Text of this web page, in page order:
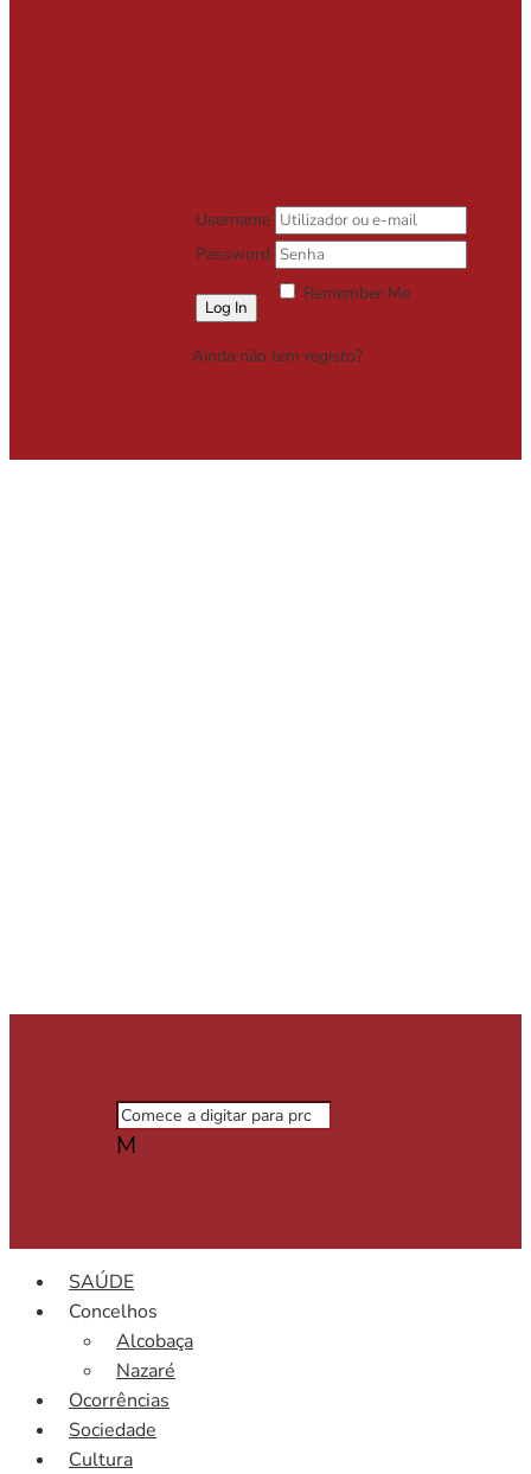
Username
Password
Remember Me
Ainda não tem registo?
M
SAÚDE
Concelhos
Alcobaça
Nazaré
Ocorrências
Sociedade
Cultura